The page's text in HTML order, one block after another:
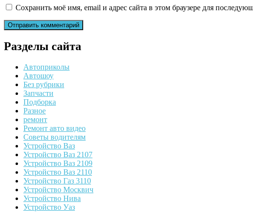
Сохранить моё имя, email и адрес сайта в этом браузере для
Разделы сайта
Автоприколы
Автошоу
Без рубрики
Запчасти
Подборка
Разное
ремонт
Ремонт авто видео
Советы водителям
Устройство Ваз
Устройство Ваз 2107
Устройство Ваз 2109
Устройство Ваз 2110
Устройство Газ 3110
Устройство Москвич
Устройство Нива
Устройство Уаз